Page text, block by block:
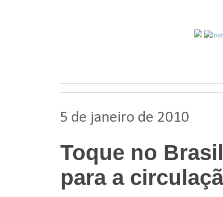
5 de janeiro de 2010
Toque no
para a